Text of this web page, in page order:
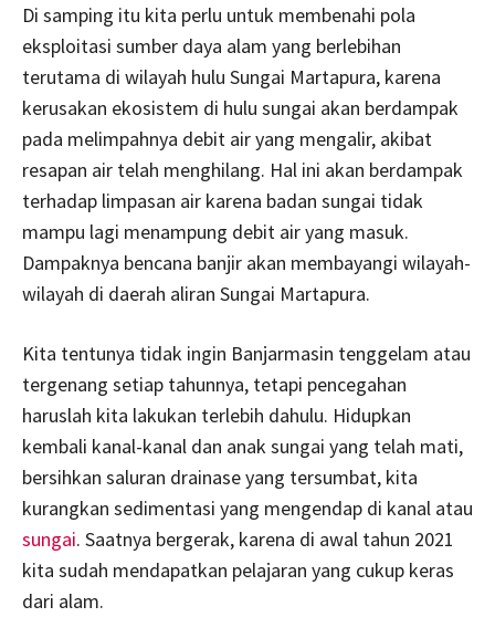
Di samping itu kita perlu untuk membenahi pola
eksploitasi sumber daya alam yang berlebihan
terutama di wilayah hulu Sungai Martapura, karena
kerusakan ekosistem di hulu sungai akan berdampak
pada melimpahnya debit air yang mengalir, akibat
resapan air telah menghilang. Hal ini akan berdampak
terhadap limpasan air karena badan sungai tidak
mampu lagi menampung debit air yang masuk.
Dampaknya bencana banjir akan membayangi wilayah-
wilayah di daerah aliran Sungai Martapura.
Kita tentunya tidak ingin Banjarmasin tenggelam atau
tergenang setiap tahunnya, tetapi pencegahan
haruslah kita lakukan terlebih dahulu. Hidupkan
kembali kanal-kanal dan anak sungai yang telah mati,
bersihkan saluran drainase yang tersumbat, kita
kurangkan sedimentasi yang mengendap di kanal atau
sungai. Saatnya bergerak, karena di awal tahun 2021
kita sudah mendapatkan pelajaran yang cukup keras
dari alam.